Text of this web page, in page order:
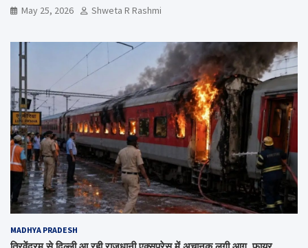
May 25, 2026 Shweta R Rashmi
MADHYA PRADESH